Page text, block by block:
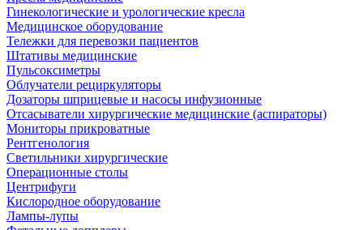
Гинекологические и урологические кресла
Медицинское оборудование
Тележки для перевозки пациентов
Штативы медицинские
Пульсоксиметры
Облучатели рециркуляторы
Дозаторы шприцевые и насосы инфузионные
Отсасыватели хирургические медицинские (аспираторы)
Мониторы прикроватные
Рентгенология
Светильники хирургические
Операционные столы
Центрифуги
Кислородное оборудование
Лампы-лупы